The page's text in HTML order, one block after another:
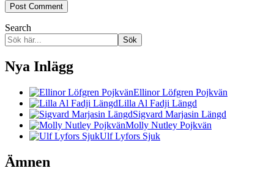
Search
Sök
Nya Inlägg
Ellinor Löfgren Pojkvän
Lilla Al Fadji Längd
Sigvard Marjasin Längd
Molly Nutley Pojkvän
Ulf Lyfors Sjuk
Ämnen